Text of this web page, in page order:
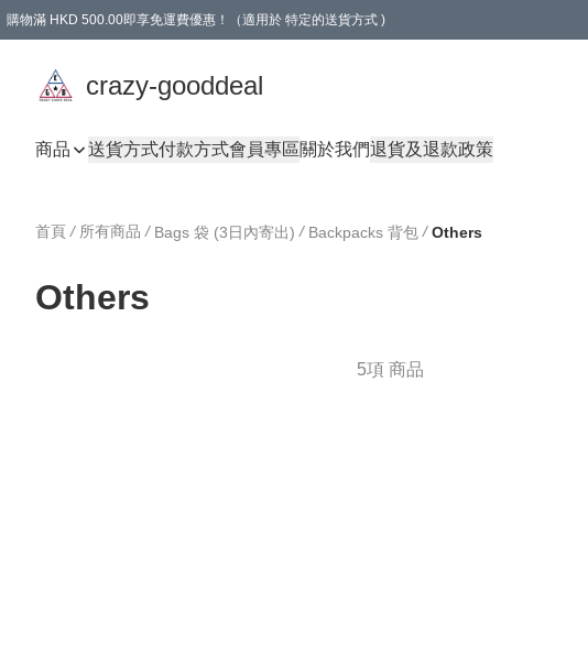
購物滿 HKD 500.00即享免運費優惠！（適用於 特定的送貨方式 )
crazy-gooddeal
商品 送貨方式付款方式會員專區關於我們退貨及退款政策
首頁 / 所有商品 / Bags 袋 (3日內寄出) / Backpacks 背包 / Others
Others
5項 商品